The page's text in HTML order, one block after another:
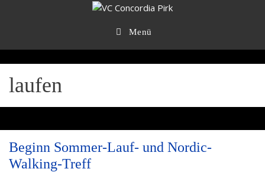
Menü
laufen
Beginn Sommer-Lauf- und Nordic-
Walking-Treff